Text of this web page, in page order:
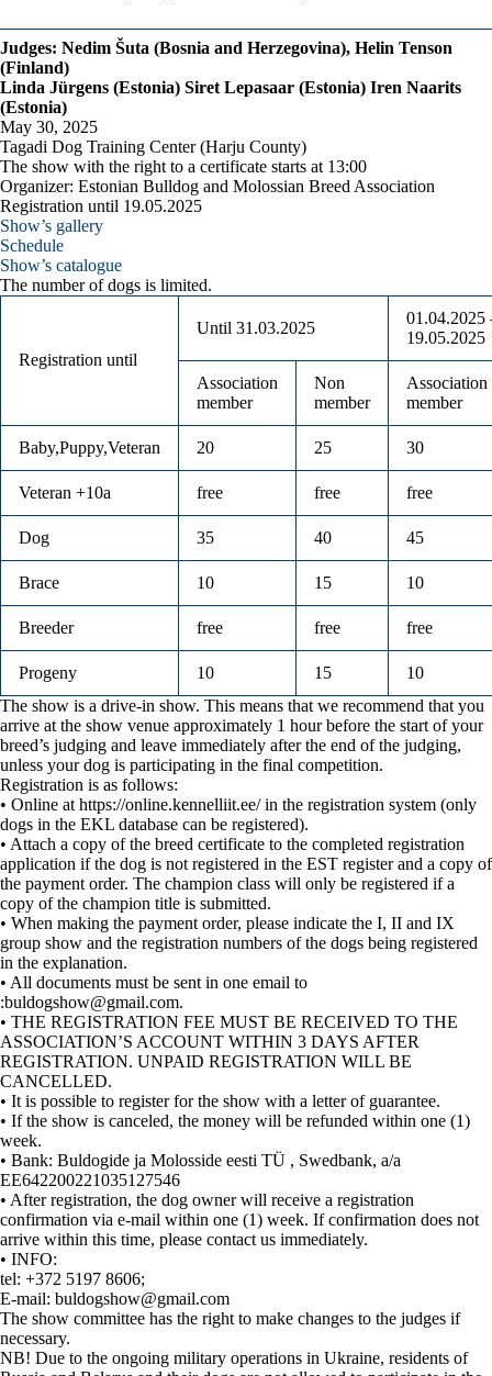
Judges: Nedim Šuta (Bosnia and Herzegovina), Helin Tenson
(Finland)
Linda Jürgens (Estonia) Siret Lepasaar (Estonia) Iren Naarits
(Estonia)
May 30, 2025
Tagadi Dog Training Center (Harju County)
The show with the right to a certificate starts at 13:00
Organizer: Estonian Bulldog and Molossian Breed Association
Registration until 19.05.2025
Show’s gallery
Schedule
Show’s catalogue
The number of dogs is limited.
Registration until
Until 31.03.2025
01.04.2025
19.05.2025
Association
member
Non
member
Association
member
Baby,Puppy,Veteran 20 25 30
Veteran +10a free free free
Dog 35 40 45
Brace 10 15 10
Breeder free free free
Progeny 10 15
10
The show is a drive-in show. This means that we recommend that you
arrive at the show venue approximately 1 hour before the start of your
breed’s judging and leave immediately after the end of the judging,
unless your dog is participating in the final competition.
Registration is as follows:
• Online at https://online.kennelliit.ee/ in the registration system (only
dogs in the EKL database can be registered).
• Attach a copy of the breed certificate to the completed registration
application if the dog is not registered in the EST register and a copy of
the payment order. The champion class will only be registered if a
copy of the champion title is submitted.
• When making the payment order, please indicate the I, II and IX
group show and the registration numbers of the dogs being registered
in the explanation.
• All documents must be sent in one email to
:buldogshow@gmail.com.
• THE REGISTRATION FEE MUST BE RECEIVED TO THE
ASSOCIATION’S ACCOUNT WITHIN 3 DAYS AFTER
REGISTRATION. UNPAID REGISTRATION WILL BE
CANCELLED.
• It is possible to register for the show with a letter of guarantee.
• If the show is canceled, the money will be refunded within one (1)
week.
• Bank: Buldogide ja Molosside eesti TÜ , Swedbank, a/a
EE642200221035127546
• After registration, the dog owner will receive a registration
confirmation via e-mail within one (1) week. If confirmation does not
arrive within this time, please contact us immediately.
• INFO:
tel: +372 5197 8606;
E-mail: buldogshow@gmail.com
The show committee has the right to make changes to the judges if
necessary.
NB! Due to the ongoing military operations in Ukraine, residents of